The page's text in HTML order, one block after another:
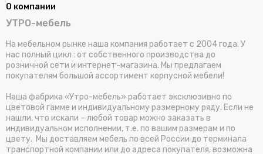
О компании
УТРО-мебель
На мебельном рынке наша компания работает с 2004 года. У
нас полный цикл : от собственного производства до
розничной сети и интернет-магазина. Мы предлагаем
покупателям большой ассортимент корпусной мебели!
Наша фабрика «Утро-мебель» работает эксклюзивно по
цветовой гамме и индивидуальному размерному ряду. Если не
нашли, что искали – любой товар можно заказать в
индивидуальном исполнении, т.е. по вашим размерам и по
цвету. Мы доставляем мебель по всей России до терминала
транспортной компании или до адреса покупателя, возможна